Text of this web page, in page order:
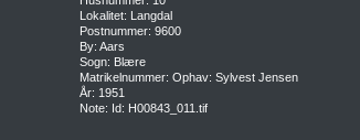
Lokalitet: Langdal
Postnummer: 9600
By: Aars
Sogn: Blære
Matrikelnummer: Ophav: Sylvest Jensen
År: 1951
Note: Id: H00843_011.tif